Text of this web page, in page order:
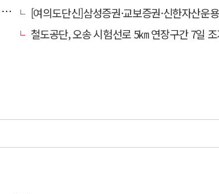
[여의도단신]삼성증권·교보증권·신한자산운용
철도공단, 오송 시험선로 5㎞ 연장구간 7일 조기 개통…LA